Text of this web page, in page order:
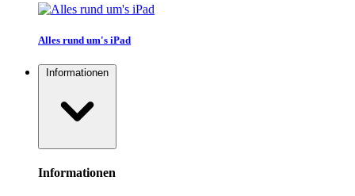
Alles rund um's iPad
Informationen
Informationen